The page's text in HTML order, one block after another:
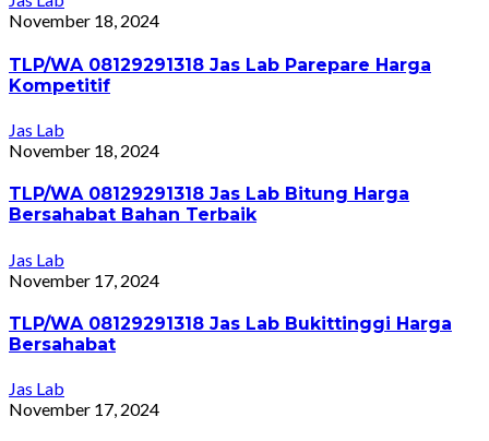
November 18, 2024
TLP/WA 08129291318 Jas Lab Parepare Harga
Kompetitif
Jas Lab
November 18, 2024
TLP/WA 08129291318 Jas Lab Bitung Harga
Bersahabat Bahan Terbaik
Jas Lab
November 17, 2024
TLP/WA 08129291318 Jas Lab Bukittinggi Harga
Bersahabat
Jas Lab
November 17, 2024